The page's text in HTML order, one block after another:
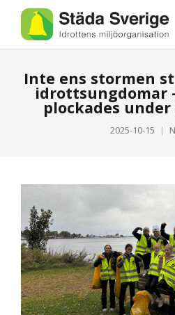
Inte ens stormen
idrottsungdomar
plockades under
2025-10-15